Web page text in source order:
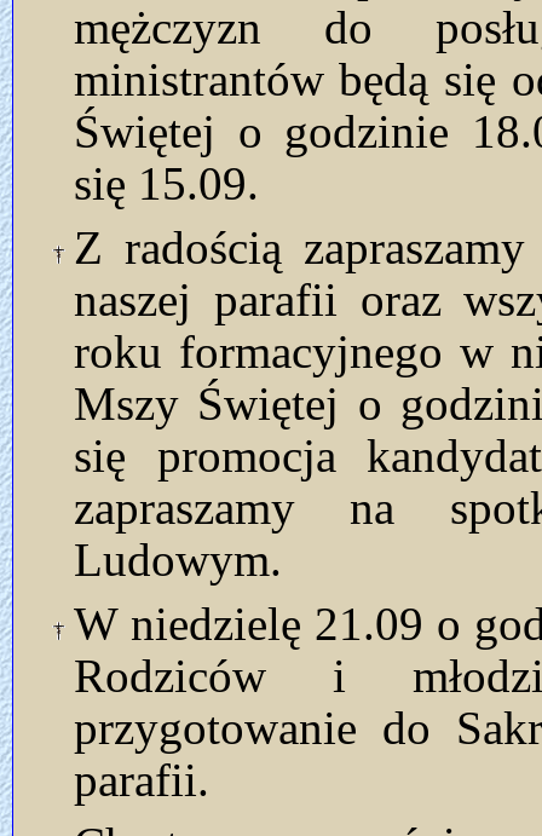
mężczyzn do
ministrantów będą się
Świętej o godzinie
się 15.09.
Z radością
naszej parafii oraz
roku formacyjnego w
Mszy Świętej o
się promocja
zapraszamy na
Ludowym.
W niedzielę 21.09 o
Rodziców i
przygotowanie do
parafii.